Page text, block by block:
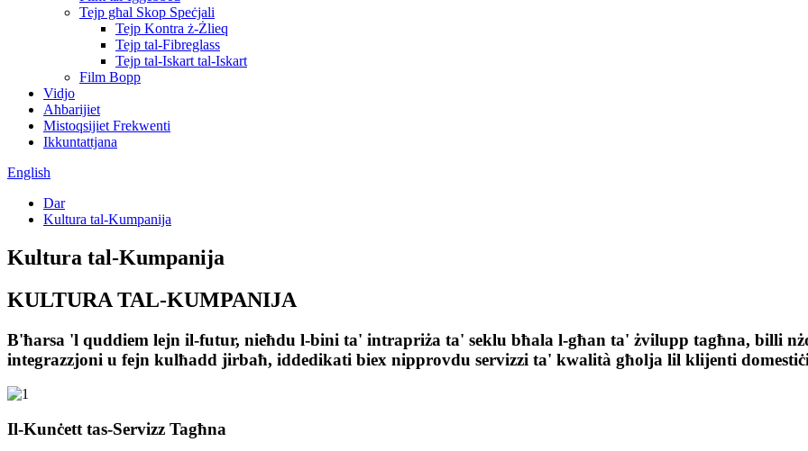
Tejp għal Skop Speċjali
Tejp Kontra ż-Żlieq
Tejp tal-Fibreglass
Tejp tal-Iskart tal-Iskart
Film Bopp
Vidjo
Aħbarijiet
Mistoqsijiet Frekwenti
Ikkuntattjana
English
Dar
Kultura tal-Kumpanija
Kultura tal-Kumpanija
KULTURA TAL-KUMPANIJA
B'ħarsa 'l quddiem lejn il-futur, nieħdu l-bini ta' intrapriża ta' seklu bħala l-għan ta' żvilupp tagħna, billi
integrazzjoni u fejn kulħadd jirbaħ, iddedikati biex nipprovdu servizzi ta' kwalità għolja lil klijenti
Il-Kunċett tas-Servizz Tagħna